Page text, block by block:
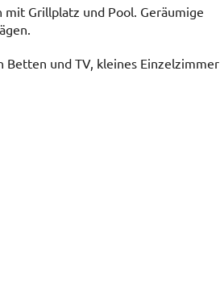
Grillplatz und Pool. Geräumige
und TV, kleines